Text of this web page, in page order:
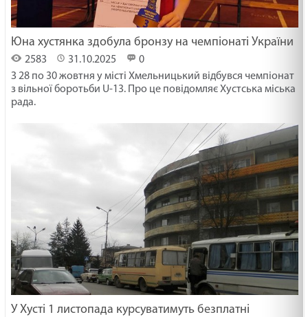
Юна хустянка здобула бронзу на чемпіонаті України
2583 31.10.2025
0
З 28 по 30 жовтня у місті Хмельницький відбувся чемпіонат
з вільної боротьби U-13. Про це повідомляє Хустська міська
рада.
У Хусті 1 листопада курсуватимуть безплатні